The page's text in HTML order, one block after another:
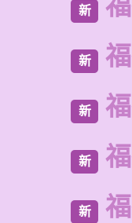
新
新
新
新
新